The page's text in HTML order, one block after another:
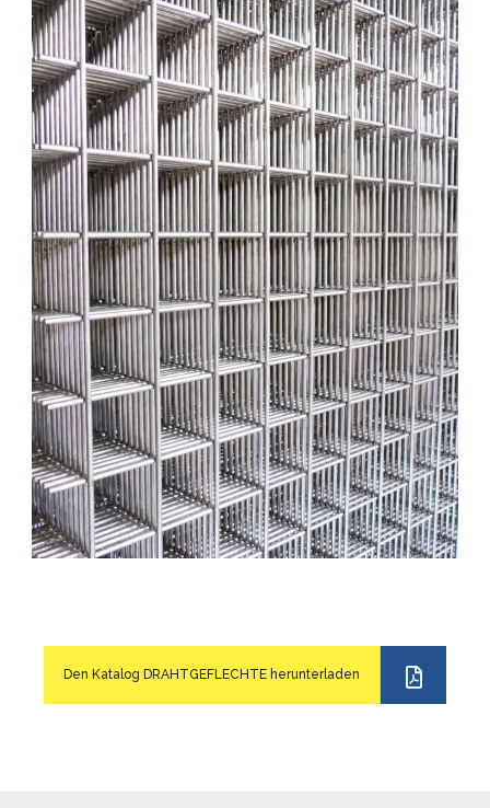
Den Katalog DRAHTGEFLECHTE herunterladen